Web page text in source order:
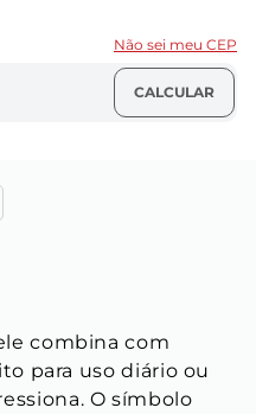
Não sei meu CEP
combina com
para uso diário ou
O símbolo